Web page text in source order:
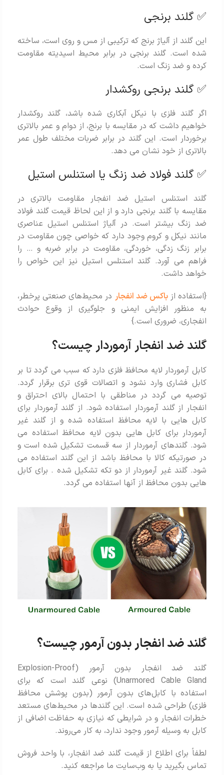
✅ گلند برنجی
این گلند از آلیاژ برنج که ترکیبی از مس و روی است، ساخته
شده است. گلند برنجی در برابر محیط اسیدیته مقاومت
کرده و ضد زنگ است.
✅ گلند برنجی روکشدار
اگر گلند فلزی با نیکل آبکاری شده باشد، گلند روکشدار
خواهیم داشت که در مقایسه با برنج، از دوام و عمر بالاتری
برخوردار است. این گلند در برابر ضربات مختلف طول عمر
بالاتری از خود نشان می دهد.
✅ گلند فولاد ضد زنگ یا استنلس استیل
گلند استنلس استیل ضد انفجار مقاومت بالاتری در
مقایسه با گلند برنجی دارد و از این لحاظ قیمت گلند فولاد
ضد زنگ بیشتر است. در آلیاژ استنلس استیل عناصری
مانند نیکل و کروم وجود دارد که خواصی چون مقاومت در
برابر زنگ زدگی، خوردگی، مقاومت در برابر ضربه و … را
فراهم می آورد. گلند استنلس استیل نیز این خواص را
خواهد داشت.
{استفاده ازباکس ضد انفجار در محیط‌های صنعتی پرخطر،
به منظور افزایش ایمنی و جلوگیری از وقوع حوادث
انفجاری، ضروری است.}
گلند ضد انفجار آرموردار چیست؟
کابل آرموردار لایه محافظ فلزی دارد که سبب می گردد تا بر
کابل فشاری وارد نشود و اتصالات قوی تری برقرار گردد.
توصیه می گردد در مناطقی با احتمال بالای احتراق و
انفجار از گلند آرموردار استفاده شود. از گلند آرموردار برای
کابل هایی با لایه محافظ استفاده شده و از گلند غیر
آرموردار برای کابل هایی بدون لایه محافظ استفاده می
شود. گلندهای آرموردار از سه قسمت تشکیل شده است و
در صورتیکه کالا با محافظ باشد از این گلند استفاده می
شود. گلند غیر آرموردار از دو تکه تشکیل شده . برای کابل
هایی بدون محافظ از آنها استفاده می گردد.
گلند ضد انفجار بدون آرمور چیست؟
گلند ضد انفجار بدون آرمور (Explosion-Proof
Unarmored Cable Gland) نوعی گلند است که برای
استفاده با کابل‌های بدون آرمور (بدون پوشش محافظ
فلزی) طراحی شده است. این گلندها در محیط‌های مستعد
خطرات انفجار و در شرایطی که نیازی به حفاظت اضافی از
کابل به وسیله آرمور وجود ندارد، به کار می‌روند.
لطفاً برای اطلاع از قیمت گلند ضد انفجار، با واحد فروش
تماس بگیرید یا به وب‌سایت ما مراجعه کنید.